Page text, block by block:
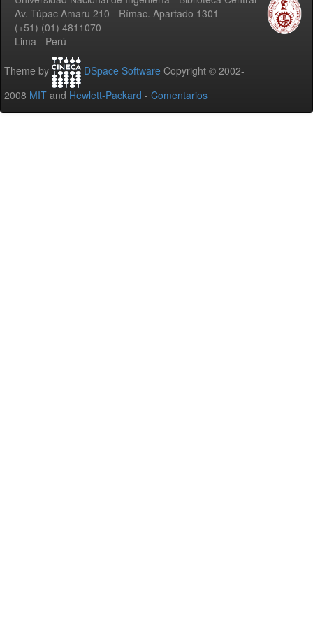
Av. Túpac Amaru 210 - Rímac. Apartado 1301
(+51) (01) 4811070
Lima - Perú
Theme by DSpace Software Copyright © 2002-
2008 MIT and Hewlett-Packard - Comentarios